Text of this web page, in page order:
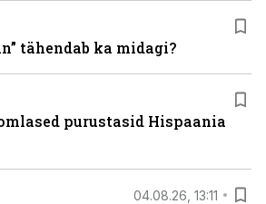
tähendab ka midagi?
purustasid Hispaania
04.08.26, 13:11